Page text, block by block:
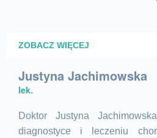
ZOBACZ WIĘCEJ
Justyna Jachimowska
lek.
Doktor Justyna Jachimowska
diagnostyce i leczeniu